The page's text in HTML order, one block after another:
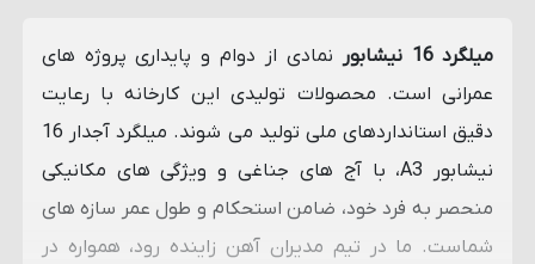
میلگرد 16 نیشابور
نمادی از دوام و پایداری پروژه ‌های
عمرانی است. محصولات تولیدی این کارخانه با رعایت
دقیق استانداردهای ملی تولید می ‌شوند. میلگرد آجدار 16
نیشابور A3، با آج ‌های جناغی و ویژگی‌ های مکانیکی
منحصر به فرد خود، ضامن استحکام و طول عمر سازه‌ های
شماست. ما در تیم مدیران آهن زاینده رود، همواره در